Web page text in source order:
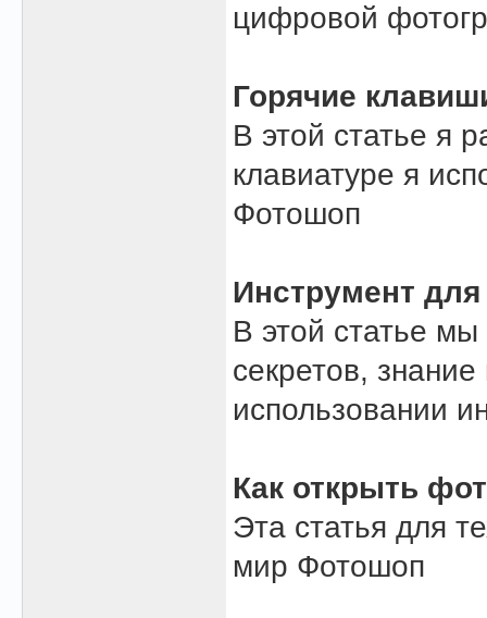
цифровой
Горячие
В этой статье я
клавиатуре я
Фотошоп
Инструмент
В этой статье
секретов,
использовании
Как открыть
Эта статья для
мир Фотошоп